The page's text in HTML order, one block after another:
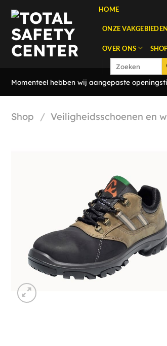
naar
inhoud
HOME
ONZE VAKGEBIEDEN
OVER ONS
Zoeken
Momenteel hebben wij aangepaste
Shop / Veiligheidsschoenen en